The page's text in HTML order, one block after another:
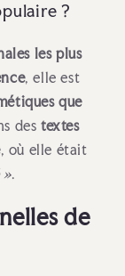
?
les plus
, elle est
que
destextes
, où elle était
».
de